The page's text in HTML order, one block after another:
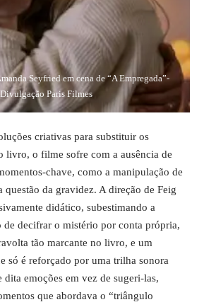
Seyfried em cena de “A Empregada”-
Divulgação Paris Filmes
criativas para substituir os
livro, o filme sofre com a ausência de
chave, como a manipulação de
questão da gravidez. A direção de Feig
didático, subestimando a
de decifrar o mistério por conta própria,
tão marcante no livro, e um
só é reforçado por uma trilha sonora
dita emoções em vez de sugeri-las,
que abordava o “triângulo